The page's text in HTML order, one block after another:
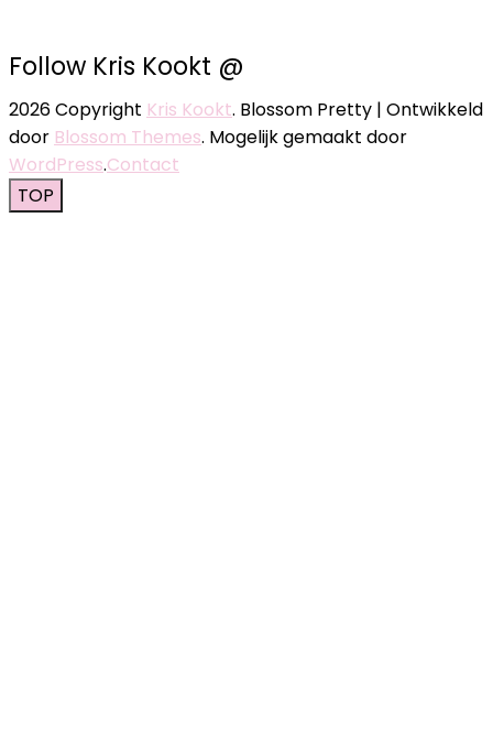
Follow Kris Kookt @
2026 Copyright Kris Kookt. Blossom Pretty | Ontwikkeld
door Blossom Themes. Mogelijk gemaakt door
WordPress.Contact
TOP